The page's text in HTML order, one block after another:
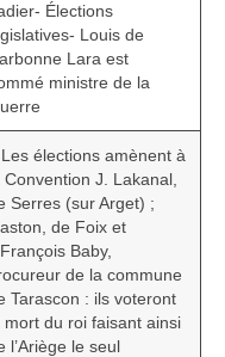
Élections
Louis de
Lara est
ministre de la
élections amènent à
Convention J. Lakanal,
Serres (sur Arget) ;
de Foix et
Baby,
de la commune
Tarascon : ils voteront
mort du roi faisant ainsi
l’Ariège le seul